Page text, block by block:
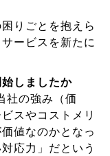
りごとを抱えら
ービスを新たに
しましたか
の強み（価
スやコストメリ
値なのかとなっ
応力」だという